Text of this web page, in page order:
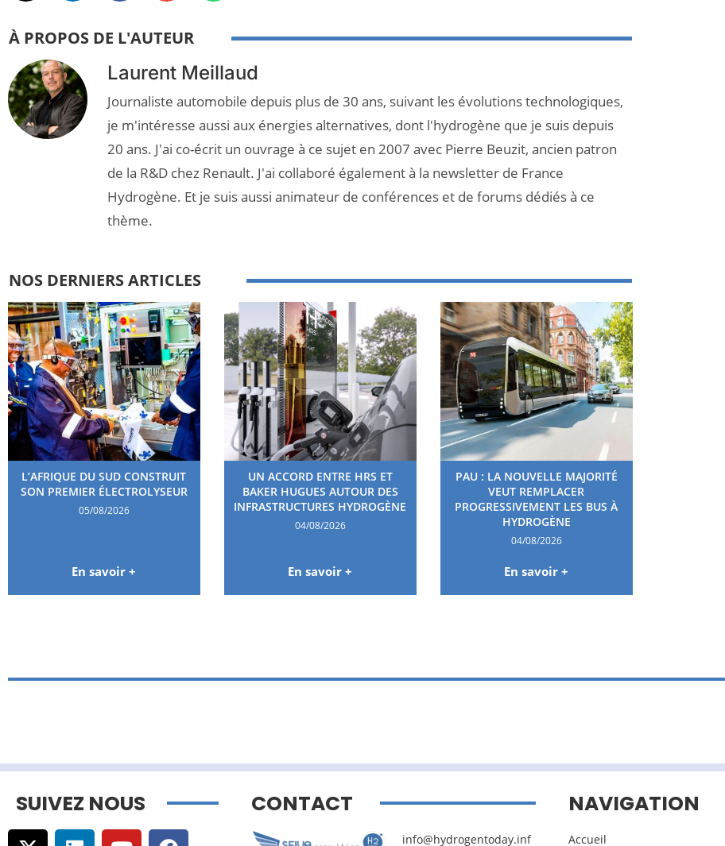
À PROPOS DE L'AUTEUR
Laurent Meillaud
Journaliste automobile depuis plus de 30 ans, suivant les évolutions technologiques,
je m'intéresse aussi aux énergies alternatives, dont l'hydrogène que je suis depuis
20 ans. J'ai co-écrit un ouvrage à ce sujet en 2007 avec Pierre Beuzit, ancien patron
de la R&D chez Renault. J'ai collaboré également à la newsletter de France
Hydrogène. Et je suis aussi animateur de conférences et de forums dédiés à ce
thème.
NOS DERNIERS ARTICLES
L’AFRIQUE DU SUD CONSTRUIT
SON PREMIER ÉLECTROLYSEUR
05/08/2026
En savoir +
UN ACCORD ENTRE HRS ET
BAKER HUGUES AUTOUR DES
INFRASTRUCTURES HYDROGÈNE
04/08/2026
En savoir +
PAU : LA NOUVELLE MAJORITÉ
VEUT REMPLACER
PROGRESSIVEMENT LES BUS À
HYDROGÈNE
04/08/2026
En savoir +
SUIVEZ NOUS CONTACT
info@hydrogentoday.inf
NAVIGATION
Accueil